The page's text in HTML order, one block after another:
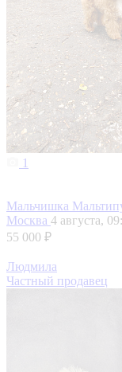
1
Мальчишка
Москва 4 августа,
55 000 ₽
Людмила
Частный продавец